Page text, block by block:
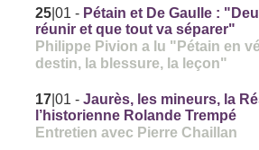
25 |01 - Pétain et De Gaulle :
réunir et que tout va séparer"
Philippe Pivion a lu "Pétain en
destin, la blessure, la leçon"
17 |01 -Jaurès, les mineurs, la
l’historienne Rolande Trempé
Entretien avec Pierre Chaillan